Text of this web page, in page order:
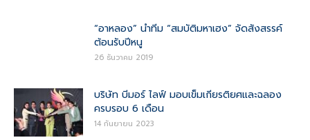
“อาหลอง” นำทีม “สมบัติมหาเฮง” จัดสังสรรค์
ต้อนรับปีหนู
26 ธันวาคม 2019
บริษัท บีมอร์ ไลฟ์ มอบเข็มเกียรติยศและฉลอง
ครบรอบ 6 เดือน
14 กันยายน 2023